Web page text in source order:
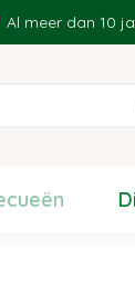
meer dan 10